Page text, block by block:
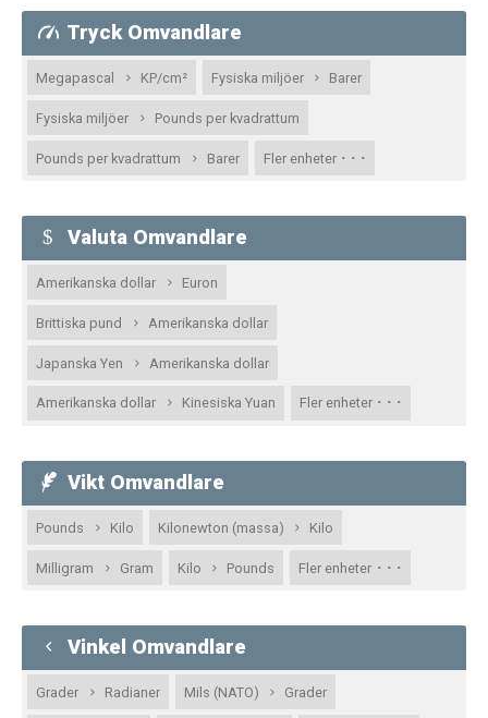
Tryck Omvandlare
Megapascal KP/cm² Fysiska miljöer Barer
Fysiska miljöer Pounds per kvadrattum
Pounds per kvadrattum Barer Fler enheter · · ·
Valuta Omvandlare
Amerikanska dollar Euron
Brittiska pund Amerikanska dollar
Japanska Yen Amerikanska dollar
Amerikanska dollar Kinesiska Yuan Fler enheter · · ·
Vikt Omvandlare
Pounds Kilo Kilonewton (massa) Kilo
Milligram Gram Kilo Pounds Fler enheter · · ·
Vinkel Omvandlare
Grader Radianer Mils (NATO) Grader